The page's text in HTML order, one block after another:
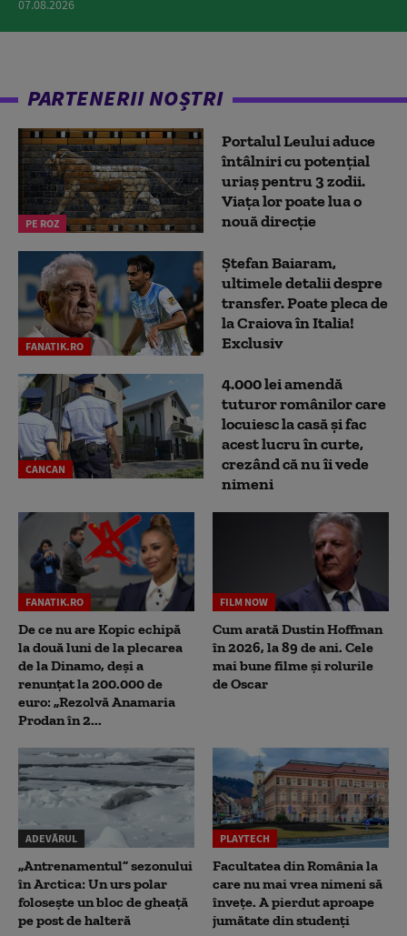
07.08.2026
PARTENERII NOȘTRI
PE ROZ
Portalul Leului aduce
întâlniri cu potențial
uriaș pentru 3 zodii.
Viața lor poate lua o
nouă direcție
FANATIK.RO
Ștefan Baiaram,
ultimele detalii despre
transfer. Poate pleca de
la Craiova în Italia!
Exclusiv
CANCAN
4.000 lei amendă
tuturor românilor care
locuiesc la casă și fac
acest lucru în curte,
crezând că nu îi vede
nimeni
FANATIK.RO
De ce nu are Kopic echipă
la două luni de la plecarea
de la Dinamo, deși a
renunțat la 200.000 de
euro: „Rezolvă Anamaria
Prodan în 2...
FILM NOW
Cum arată Dustin Hoffman
în 2026, la 89 de ani. Cele
mai bune filme și rolurile
de Oscar
ADEVĂRUL
„Antrenamentul” sezonului
în Arctica: Un urs polar
folosește un bloc de gheață
pe post de halteră
PLAYTECH
Facultatea din România la
care nu mai vrea nimeni să
înveţe. A pierdut aproape
jumătate din studenţi